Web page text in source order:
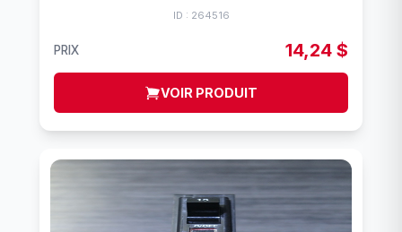
ID : 264516
PRIX 14,24 $
VOIR PRODUIT